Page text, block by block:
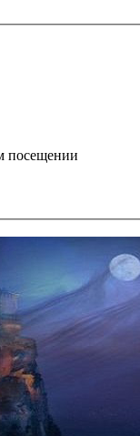
посещении